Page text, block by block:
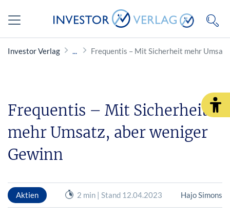
Investor Verlag Frequentis – Mit Sicherheit mehr
Frequentis – Mit Sicherheit
mehr Umsatz, aber weniger
Gewinn
Aktien 2 min | Stand 12.04.2023 Hajo Simons